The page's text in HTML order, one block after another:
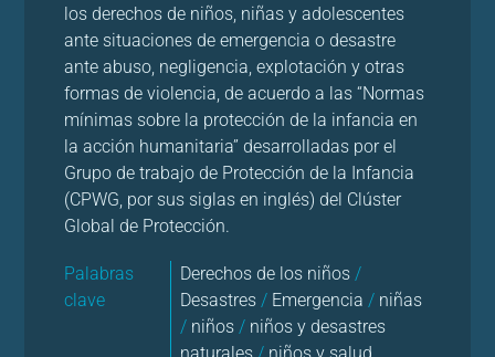
los derechos de niños, niñas y adolescentes
ante situaciones de emergencia o desastre
ante abuso, negligencia, explotación y otras
formas de violencia, de acuerdo a las “Normas
mínimas sobre la protección de la infancia en
la acción humanitaria” desarrolladas por el
Grupo de trabajo de Protección de la Infancia
(CPWG, por sus siglas en inglés) del Clúster
Global de Protección.
Palabras
clave
Derechos de los niños/
Desastres/ Emergencia/ niñas
/ niños/ niños y desastres